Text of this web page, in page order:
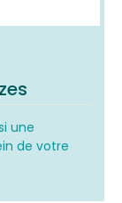
une
de votre